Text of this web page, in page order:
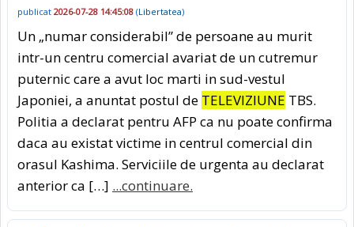
publicat 2026-07-28 14:45:08 (Libertatea)
Un „numar considerabil” de persoane au murit
intr-un centru comercial avariat de un cutremur
puternic care a avut loc marti in sud-vestul
Japoniei, a anuntat postul de TELEVIZIUNE TBS.
Politia a declarat pentru AFP ca nu poate confirma
daca au existat victime in centrul comercial din
orasul Kashima. Serviciile de urgenta au declarat
anterior ca […] ...continuare.